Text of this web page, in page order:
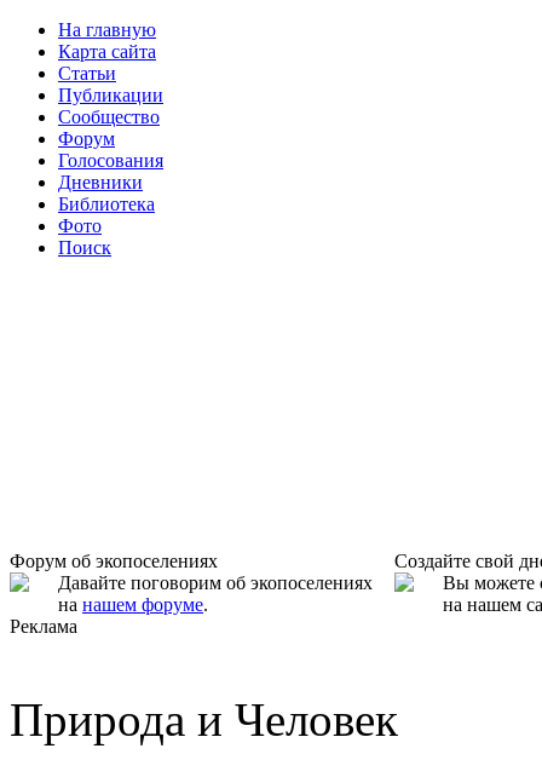
На главную
Карта сайта
Статьи
Публикации
Сообщество
Форум
Голосования
Дневники
Библиотека
Фото
Поиск
Форум об экопоселениях
Давайте поговорим об экопоселениях
на нашем форуме.
Создайте свой
Вы можете
на нашем
Реклама
Природа и Человек